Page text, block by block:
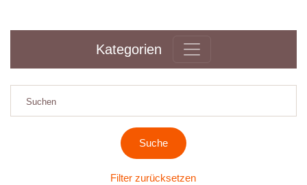
Kategorien
Filter zurücksetzen